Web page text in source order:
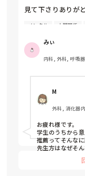
張ってます。
まだ1年しか看
🙆‍♀️(たぶんですが…)
看護師の立場の
と。私も現役看
見て下さりありが
①グループ系列の
借りずに頑張って3
受験を考えている
の事務に伝えてい
③現在、内部(グ
①-③を前提として
インターンシップ
決めたいという考
(B病院)のインタ
た。とてもいい所
方で人間関係が終
メンタル 人間関係
みぃ
内科, 外科, 呼吸
性期, ICU, 新人
オペ室, 透析
M
外科, 消化器
お疲れ様です。
学生のうちから
推薦ってそんな
先生方はなぜそ
親御さんはなん
学校には話は通